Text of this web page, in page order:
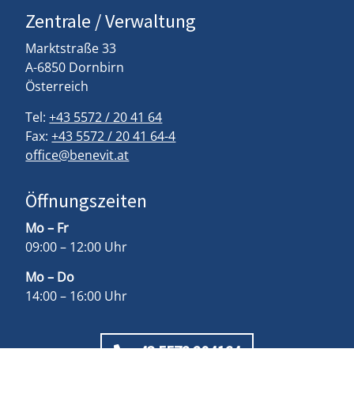
Zentrale / Verwaltung
Marktstraße 33
A-6850 Dornbirn
Österreich
Tel:+43 5572 / 20 41 64
Fax:+43 5572 / 20 41 64-4
office@benevit.at
Öffnungszeiten
Mo – Fr
09:00 – 12:00 Uhr
Mo – Do
14:00 – 16:00 Uhr
+43 5572 204164